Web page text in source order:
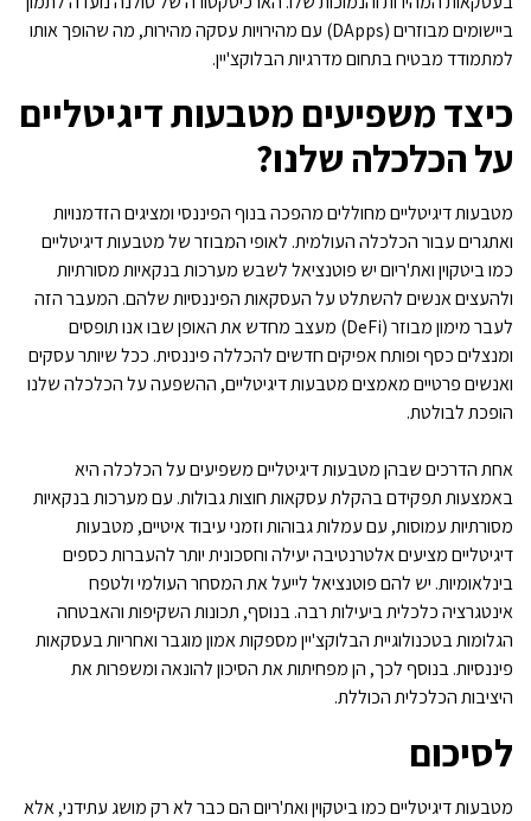
ביישומים מבוזרים (DApps) עם מהירויות עסקה מהירות, מה שהופך אותו
למתמודד מבטיח בתחום מדרגיות הבלוקצ'יין.
כיצד משפיעים מטבעות דיגיטליים
על הכלכלה שלנו?
מטבעות דיגיטליים מחוללים מהפכה בנוף הפיננסי ומציגים הזדמנויות
ואתגרים עבור הכלכלה העולמית. לאופי המבוזר של מטבעות דיגיטליים
כמו ביטקוין ואת'ריום יש פוטנציאל לשבש מערכות בנקאיות מסורתיות
ולהעצים אנשים להשתלט על העסקאות הפיננסיות שלהם. המעבר הזה
לעבר מימון מבוזר (DeFi) מעצב מחדש את האופן שבו אנו תופסים
ומנצלים כסף ופותח אפיקים חדשים להכללה פיננסית. ככל שיותר עסקים
ואנשים פרטיים מאמצים מטבעות דיגיטליים, ההשפעה על הכלכלה שלנו
הופכת לבולטת.
אחת הדרכים שבהן מטבעות דיגיטליים משפיעים על הכלכלה היא
באמצעות תפקידם בהקלת עסקאות חוצות גבולות. עם מערכות בנקאיות
מסורתיות עמוסות, עם עמלות גבוהות וזמני עיבוד איטיים, מטבעות
דיגיטליים מציעים אלטרנטיבה יעילה וחסכונית יותר להעברות כספים
בינלאומיות. יש להם פוטנציאל לייעל את המסחר העולמי ולטפח
אינטגרציה כלכלית ביעילות רבה. בנוסף, תכונות השקיפות והאבטחה
הגלומות בטכנולוגיית הבלוקצ'יין מספקות אמון מוגבר ואחריות בעסקאות
פיננסיות. בנוסף לכך, הן מפחיתות את הסיכון להונאה ומשפרות את
היציבות הכלכלית הכוללת.
לסיכום
מטבעות דיגיטליים כמו ביטקוין ואת'ריום הם כבר לא רק מושג עתידני, אלא